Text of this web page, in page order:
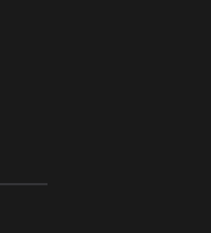
LETO, ORADEA, 8